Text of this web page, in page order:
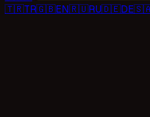
🇹🇷TR🇬🇧EN🇷🇺RU🇩🇪DE